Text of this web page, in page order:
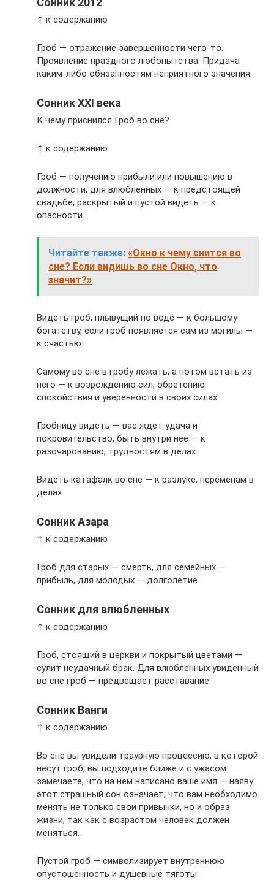
↑ к содержанию
Гроб — отражение завершенности чего-то.
Проявление праздного любопытства. Придача
каким-либо обязанностям неприятного значения.
Сонник XXI века
К чему приснился Гроб во сне?
↑ к содержанию
Гроб — получению прибыли или повышению в
должности, для влюбленных — к предстоящей
свадьбе, раскрытый и пустой видеть — к
опасности.
Читайте также: «Окно к чему снится во
сне? Если видишь во сне Окно, что
значит?»
Видеть гроб, плывущий по воде — к большому
богатству, если гроб появляется сам из могилы —
к счастью.
Самому во сне в гробу лежать, а потом встать из
него — к возрождению сил, обретению
спокойствия и уверенности в своих силах.
Гробницу видеть — вас ждет удача и
покровительство, быть внутри нее — к
разочарованию, трудностям в делах.
Видеть катафалк во сне — к разлуке, переменам в
делах.
Сонник Азара
↑ к содержанию
Гроб для старых — смерть, для семейных —
прибыль, для молодых — долголетие.
Сонник для влюбленных
↑ к содержанию
Гроб, стоящий в церкви и покрытый цветами —
сулит неудачный брак. Для влюбленных увиденный
во сне гроб — предвещает расставание.
Сонник Ванги
↑ к содержанию
Во сне вы увидели траурную процессию, в которой
несут гроб, вы подходите ближе и с ужасом
замечаете, что на нем написано ваше имя — наяву
этот страшный сон означает, что вам необходимо
менять не только свои привычки, но и образ
жизни, так как с возрастом человек должен
меняться.
Пустой гроб — символизирует внутреннюю
опустошенность и душевные тяготы.